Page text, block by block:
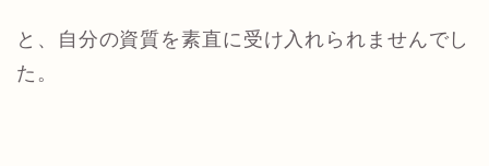
と、自分の資質を素直に受け入れられませんでし
た。